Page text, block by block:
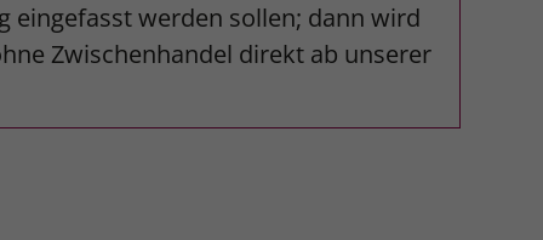
eingefasst werden sollen; dann wird
Zwischenhandel direkt ab unserer